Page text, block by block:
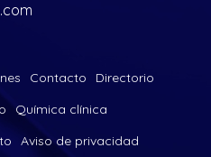
Contacto
Directorio
Química clínica
Aviso de privacidad